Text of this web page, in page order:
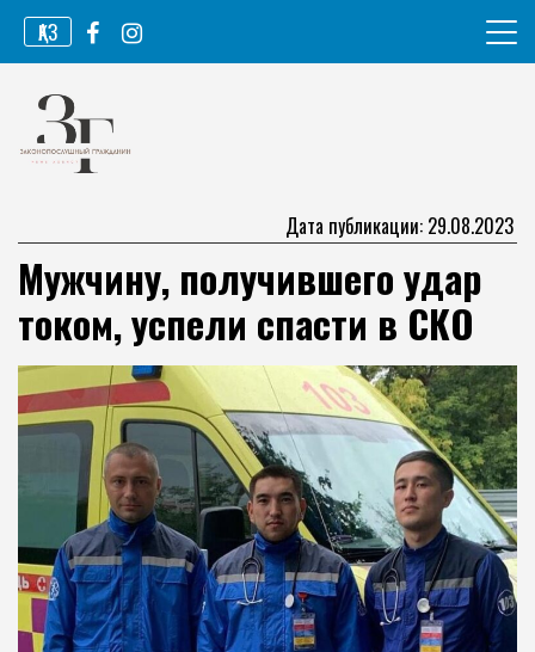
Перейти
содержимому
ҚАЗ
Законопослушный гражданин
Дата публикации: 29.08.2023
Мужчину, получившего удар
током, успели спасти в СКО